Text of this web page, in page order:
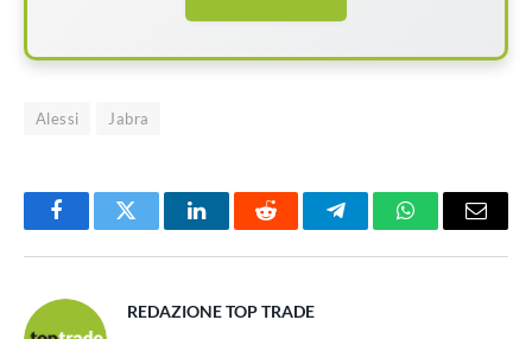
Alessi Jabra
FacebookTwitter LinkedInReddit TelegramWhatsAppEmail
REDAZIONE TOP TRADE